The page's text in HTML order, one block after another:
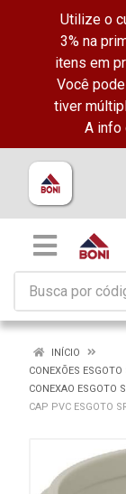
Utilize o
3% na
itens em
Você
tiver
A info
INÍCIO
CONEXÕES ESGOTO
CONEXAO ESGOTO
CAP PVC ESGOTO